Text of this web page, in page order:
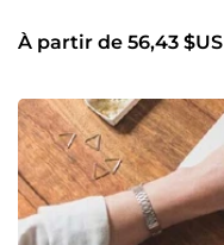
À partir de 56,43 $US